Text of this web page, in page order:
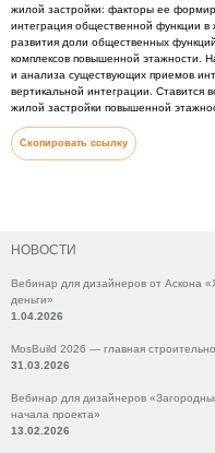
НОВОСТИ
Вебинар для дизайнеров от Аскона
деньги»
1.04.2026
MosBuild 2026 — главная
31.03.2026
Вебинар для дизайнеров
начала проекта»
13.02.2026
жилой застройки: факторы ее
интеграция общественной функции
развития доли общественных
комплексов повышенной этажности.
и анализа существующих приемов
вертикальной интеграции.
жилой застройки повышенной
Скопировать ссылку